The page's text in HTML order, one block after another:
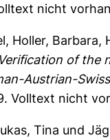
nicht
, Holler, Barbara,
Verification of the
Austrian-
Volltext nicht
Tina und